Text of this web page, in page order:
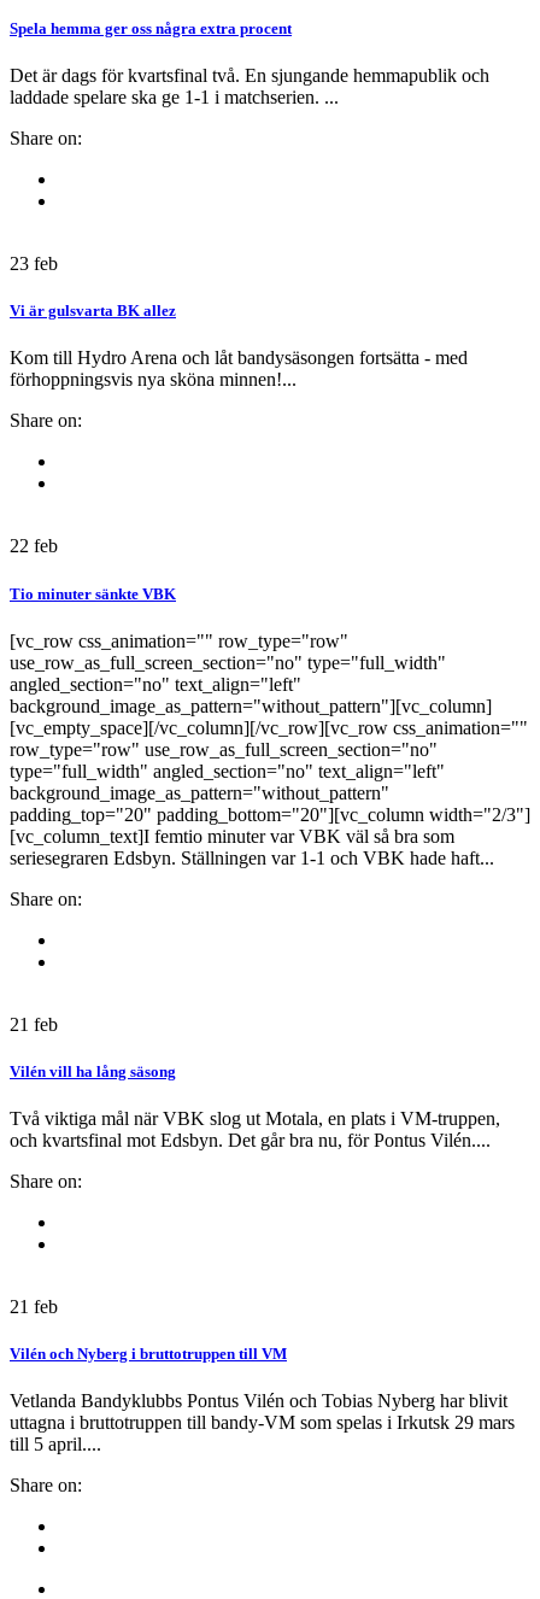
Spela hemma ger oss några extra procent
Det är dags för kvartsfinal två. En sjungande hemmapublik och
laddade spelare ska ge 1-1 i matchserien. ...
Share on:
23 feb
Vi är gulsvarta BK allez
Kom till Hydro Arena och låt bandysäsongen fortsätta - med
förhoppningsvis nya sköna minnen!...
Share on:
22 feb
Tio minuter sänkte VBK
[vc_row css_animation="" row_type="row"
use_row_as_full_screen_section="no" type="full_width"
angled_section="no" text_align="left"
background_image_as_pattern="without_pattern"][vc_column]
[vc_empty_space][/vc_column][/vc_row][vc_row css_animation=""
row_type="row" use_row_as_full_screen_section="no"
type="full_width" angled_section="no" text_align="left"
background_image_as_pattern="without_pattern"
padding_top="20" padding_bottom="20"][vc_column width="2/3"]
[vc_column_text]I femtio minuter var VBK väl så bra som
seriesegraren Edsbyn. Ställningen var 1-1 och VBK hade haft...
Share on:
21 feb
Vilén vill ha lång säsong
Två viktiga mål när VBK slog ut Motala, en plats i VM-truppen,
och kvartsfinal mot Edsbyn. Det går bra nu, för Pontus Vilén....
Share on:
21 feb
Vilén och Nyberg i bruttotruppen till VM
Vetlanda Bandyklubbs Pontus Vilén och Tobias Nyberg har blivit
uttagna i bruttotruppen till bandy-VM som spelas i Irkutsk 29 mars
till 5 april....
Share on: